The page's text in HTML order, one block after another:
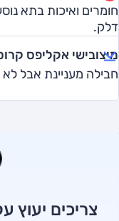
חומרים ואיכות בתא
דלק.
מיצובישי אקליפס
חבילה מעניינת אבל
צריכים יעוץ